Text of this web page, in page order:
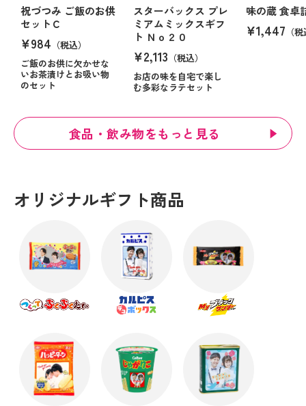
祝づつみ ご飯のお供
セットＣ
¥984 （税込）
ご飯のお供に欠かせな
いお茶漬けとお吸い物
のセット
スターバックス プレ
ミアムミックスギフ
ト Ｎｏ２０
¥2,113 （税込）
お店の味を自宅で楽し
む多彩なラテセット
味の蔵 食卓
¥1,447 （
食品・飲み物をもっと見る
オリジナルギフト商品